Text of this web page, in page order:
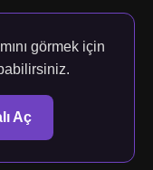
görmek için
Aç